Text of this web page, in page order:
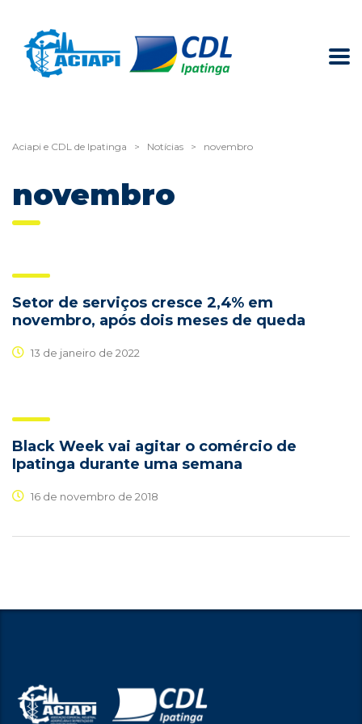
Aciapi e CDL de Ipatinga > Notícias > novembro
novembro
Setor de serviços cresce 2,4% em
novembro, após dois meses de queda
13 de janeiro de 2022
Black Week vai agitar o comércio de
Ipatinga durante uma semana
16 de novembro de 2018